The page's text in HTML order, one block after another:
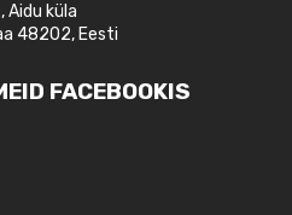
Aidu küla
48202, Eesti
FACEBOOKIS